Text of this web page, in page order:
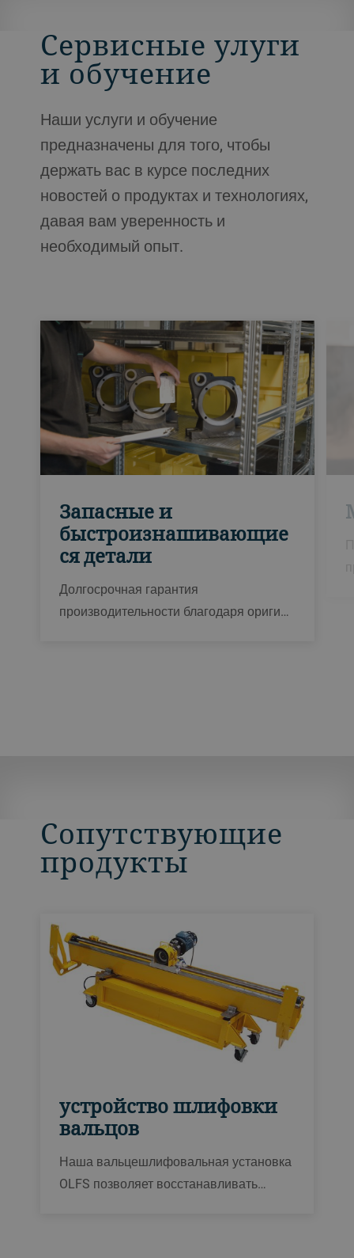
Сервисные улуги
и обучение
Наши услуги и обучение
предназначены для того, чтобы
держать вас в курсе последних
новостей о продуктах и технологиях,
давая вам уверенность и
необходимый опыт.
Запасные и
быстроизнашивающие
ся детали
Долгосрочная гарантия
производительности благодаря ориги…
Сопутствующие
продукты
устройство шлифовки
вальцов
Наша вальцешлифовальная установка
OLFS позволяет восстанавливать